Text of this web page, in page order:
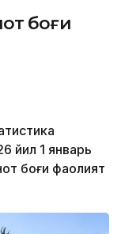
боғи
йил 1 январь
боғи фаолият